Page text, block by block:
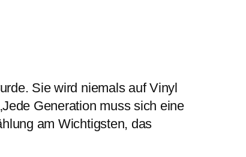
Sie wird niemals auf Vinyl
Generation muss sich eine
am Wichtigsten, das